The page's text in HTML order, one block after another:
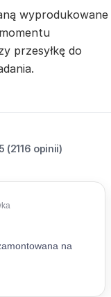
wyprodukowane
przesyłkę do
(2116 opinii)